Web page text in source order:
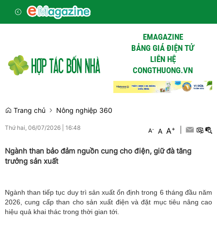
EMAGAZINE
BẢNG GIÁ ĐIỆN TỬ
LIÊN HỆ
CONGTHUONG.VN
Trang chủ Nông nghiệp 360
Thứ hai, 06/07/2026 16:48 A- A A+
Ngành than bảo đảm nguồn cung cho điện, giữ đà tăng
trưởng sản xuất
Ngành than tiếp tục duy trì sản xuất ổn định trong 6 tháng đầu năm
2026, cung cấp than cho sản xuất điện và đặt mục tiêu nâng cao
hiệu quả khai thác trong thời gian tới.